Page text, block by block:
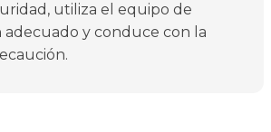
utiliza el equipo de
adecuado y conduce con la